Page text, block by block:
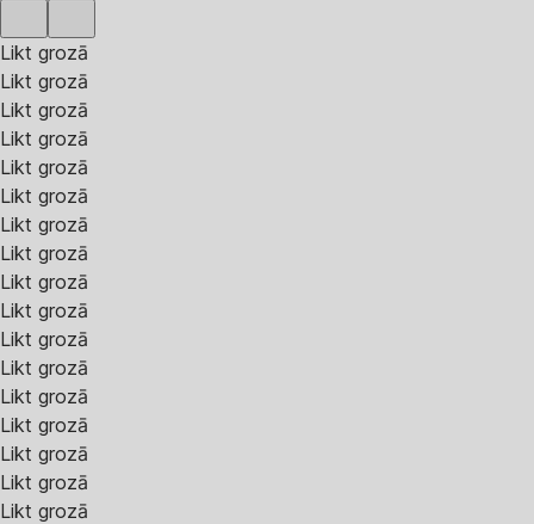
Likt grozā
Likt grozā
Likt grozā
Likt grozā
Likt grozā
Likt grozā
Likt grozā
Likt grozā
Likt grozā
Likt grozā
Likt grozā
Likt grozā
Likt grozā
Likt grozā
Likt grozā
Likt grozā
Likt grozā